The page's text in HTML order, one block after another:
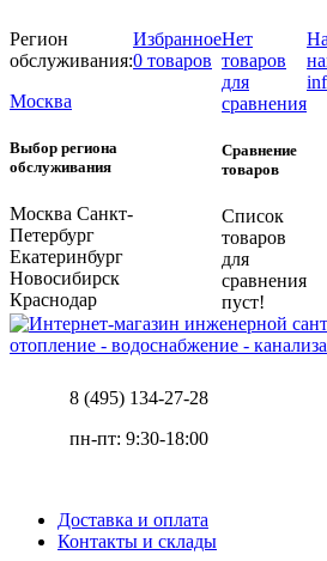
Регион
обслуживания:
Москва
Выбор региона
обслуживания
Москва Санкт-
Петербург
Екатеринбург
Новосибирск
Краснодар
Избранное
0 товаров
Нет
товаров
для
сравнения
Сравнение
товаров
Список
товаров
для
сравнения
пуст!
отопление - водоснабжение -
8 (495) 134-27-28
пн-пт: 9:30-18:00
Доставка и оплата
Контакты и склады